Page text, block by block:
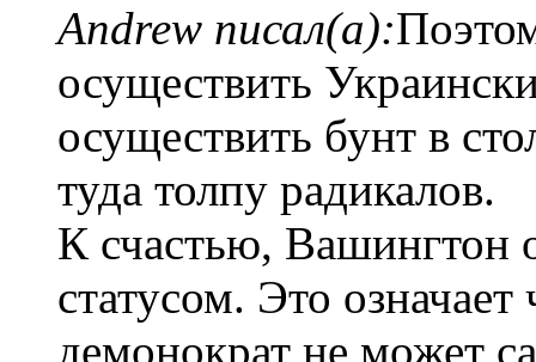
Andrew писал(а):
осуществить
осуществить бунт в
туда толпу радикалов.
К счастью, Вашингтон
статусом. Это
демонократ не может